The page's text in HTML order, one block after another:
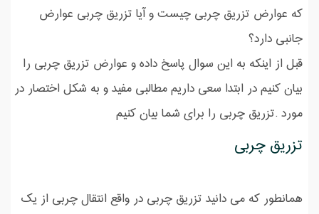
که عوارض تزریق چربی چیست و آیا تزریق چربی عوارض
جانبی دارد؟
قبل از اینکه به این سوال پاسخ داده و عوارض تزریق چربی را
بیان کنیم در ابتدا سعی داریم مطالبی مفید و به شکل اختصار در
مورد .تزریق چربی را برای شما بیان کنیم
تزریق چربی
همانطور که می دانید تزریق چربی در واقع انتقال چربی از یک